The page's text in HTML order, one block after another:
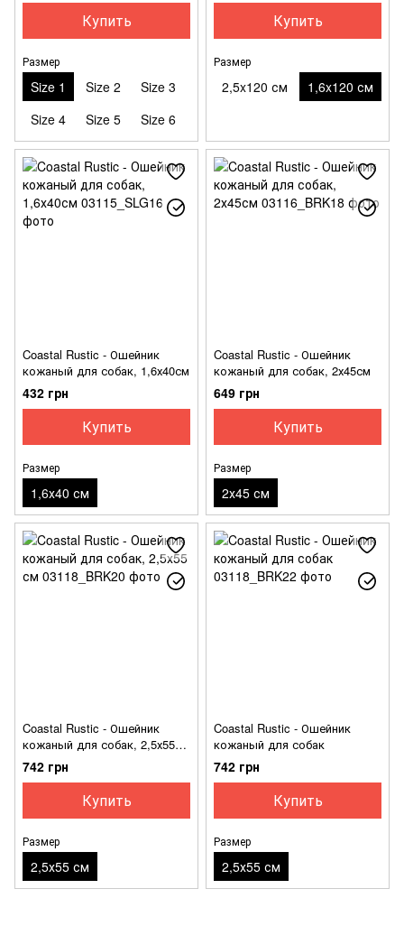
Купить
Размер
Size 1 Size 2
Size 3
Size 4
Size 5 Size 6
Купить
Размер
2,5x120 см 1,6x120 см
Coastal Rustic - Ошейник
кожаный для собак, 1,6х40см
432 грн
Купить
Размер
1,6х40 см
Coastal Rustic - Ошейник
кожаный для собак, 2х45см
649 грн
Купить
Размер
2х45 см
Coastal Rustic - Ошейник
кожаный для собак, 2,5х55
см
742 грн
Купить
Размер
2,5х55 см
Coastal Rustic - Ошейник
кожаный для собак
742 грн
Купить
Размер
2,5х55 см